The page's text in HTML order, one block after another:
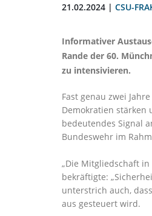
21.02.2024 | CSU-
Informativer
Rande der 60.
zu intensivieren.
Fast genau zwei
Demokratien stärken
bedeutendes Signal
Bundeswehr im
Die Mitgliedschaft in
bekräftigte:
unterstrich auch,
aus gesteuert wird.